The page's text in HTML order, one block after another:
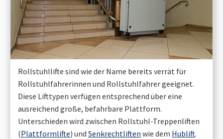
Rollstuhllifte sind wie der Name bereits verrät für
Rollstuhlfahrerinnen und Rollstuhlfahrer geeignet.
Diese Lifttypen verfügen entsprechend über eine
ausreichend große, befahrbare Plattform.
Unterschieden wird zwischen Rollstuhl-Treppenliften
(Plattformlifte) und Senkrechtliften wie dem Hublift.